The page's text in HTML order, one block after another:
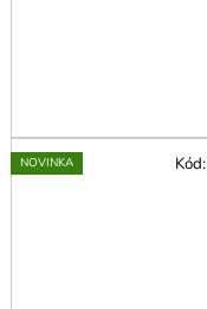
NOVINKA Kód: